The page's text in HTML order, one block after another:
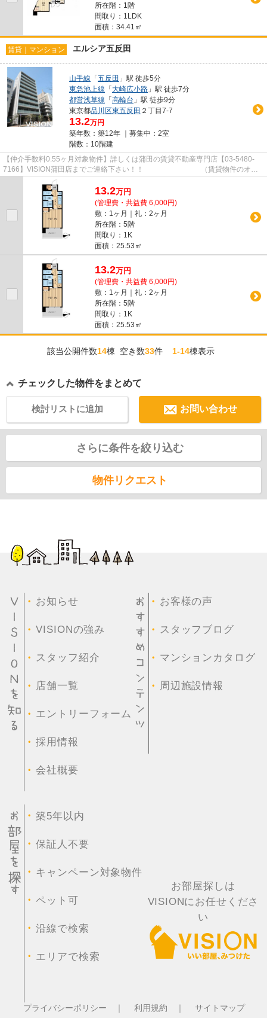
所在階：1階
間取り：1LDK
面積：34.41㎡
賃貸｜マンション エルシア五反田
山手線 「五反田 」駅 徒歩5分
東急池上線 「大崎広小路 」駅 徒歩7分
都営浅草線 「高輪台 」駅 徒歩9分
東京都品川区東五反田 ２丁目7-7
13.2万円
築年数：築12年 ｜募集中： 2室
階数：10階建
【仲介手数料0.55ヶ月対象物件】詳しくは蒲田の賃貸不動産専門店【03-5480-
7166】VISION蒲田店までご連絡下さい！！ （賃貸物件のオス
スメポイント）駅徒歩10分以内 洗...
13.2万円
(管理費・共益費 6,000円)
敷：1ヶ月｜礼：2ヶ月
所在階：5階
間取り：1K
面積：25.53㎡
13.2万円
(管理費・共益費 6,000円)
敷：1ヶ月｜礼：2ヶ月
所在階：5階
間取り：1K
面積：25.53㎡
該当公開件数14棟 空き数33件1-14棟表示
チェックした物件をまとめて
お問い合わせ
検討リストに追加
さらに条件を絞り込む
物件リクエスト
・ お知らせ
・VISIONの強み
・ スタッフ紹介
・ 店舗一覧
・ エントリーフォーム
・採用情報
・会社概要
・ お客様の声
・ スタッフブログ
・ マンションカタログ
・ 周辺施設情報
・築5年以内
・保証人不要
・ キャンペーン対象物件
・ペット可
・沿線で検索
・ エリアで検索
お部屋探しは
VISIONにお任せくださ
い
プライバシーポリシー ｜ 利用規約 ｜ サイトマップ